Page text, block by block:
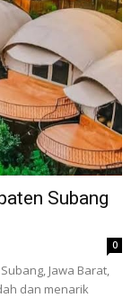
Subang
0
Jawa Barat,
dan menarik